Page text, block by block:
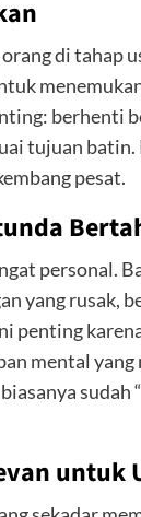
di tahap
berhenti
tujuan
pesat.
personal.
yang rusak,
penting
mental
sudah
untuk